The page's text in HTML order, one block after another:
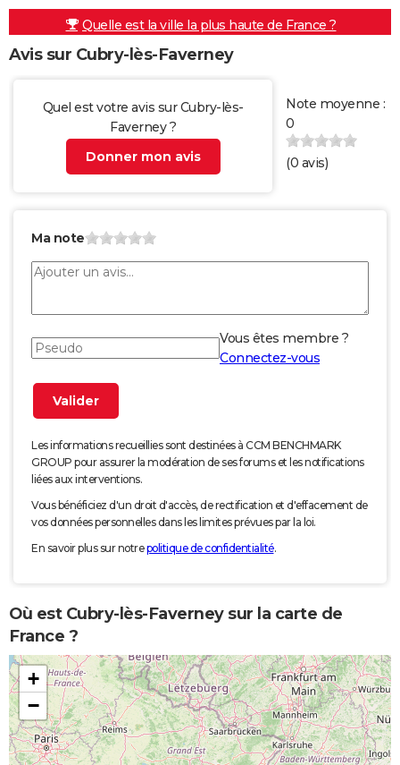
Quelle est la ville la plus haute de France ?
Avis sur Cubry-lès-Faverney
Quel est votre avis sur Cubry-lès-
Faverney ?
Donner mon avis
Note moyenne :
0
(0 avis)
Ma note
Vous êtes membre ?
Connectez-vous
Les informations recueillies sont destinées à CCM BENCHMARK
GROUP pour assurer la modération de ses forums et les notifications
liées aux interventions.
Vous bénéficiez d'un droit d'accès, de rectification et d'effacement de
vos données personnelles dans les limites prévues par la loi.
En savoir plus sur notrepolitique de confidentialité.
Où est Cubry-lès-Faverney sur la carte de
France ?
+
−